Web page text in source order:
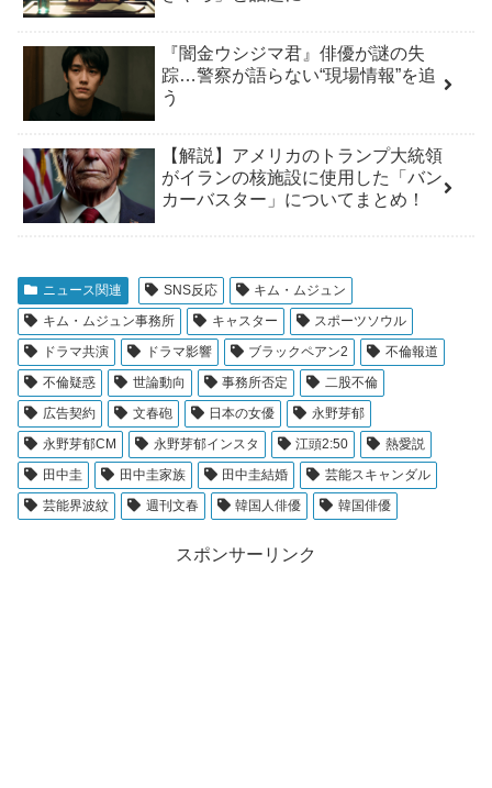
『闇金ウシジマ君』俳優が謎の失
踪…警察が語らない“現場情報”を追
う
【解説】アメリカのトランプ大統領
がイランの核施設に使用した「バン
カーバスター」についてまとめ！
ニュース関連 SNS反応
キム・ムジュン
キム・ムジュン事務所
キャスター
スポーツソウル
ドラマ共演
ドラマ影響 ブラックペアン2
不倫報道
不倫疑惑
世論動向 事務所否定
二股不倫
広告契約
文春砲 日本の女優
永野芽郁
永野芽郁CM
永野芽郁インスタ 江頭2:50
熱愛説
田中圭
田中圭家族 田中圭結婚
芸能スキャンダル
芸能界波紋
週刊文春 韓国人俳優 韓国俳優
スポンサーリンク